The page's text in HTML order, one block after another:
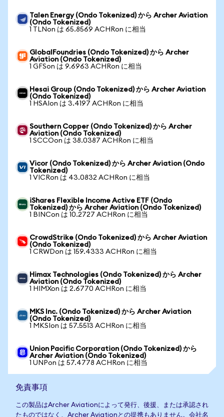
Talen Energy (Ondo Tokenized) から Archer Aviation
(Ondo Tokenized)
1 TLNon は 65.8569 ACHRon に相当
GlobalFoundries (Ondo Tokenized) から Archer
Aviation (Ondo Tokenized)
1 GFSon は 9.6963 ACHRon に相当
Hesai Group (Ondo Tokenized) から Archer Aviation
(Ondo Tokenized)
1 HSAIon は 3.4197 ACHRon に相当
Southern Copper (Ondo Tokenized) から Archer
Aviation (Ondo Tokenized)
1 SCCOon は 38.0387 ACHRon に相当
Vicor (Ondo Tokenized) から Archer Aviation (Ondo
Tokenized)
1 VICRon は 43.0832 ACHRon に相当
iShares Flexible Income Active ETF (Ondo
Tokenized) から Archer Aviation (Ondo Tokenized)
1 BINCon は 10.2727 ACHRon に相当
CrowdStrike (Ondo Tokenized) から Archer Aviation
(Ondo Tokenized)
1 CRWDon は 159.4333 ACHRon に相当
Himax Technologies (Ondo Tokenized) から Archer
Aviation (Ondo Tokenized)
1 HIMXon は 2.6770 ACHRon に相当
MKS Inc. (Ondo Tokenized) から Archer Aviation
(Ondo Tokenized)
1 MKSIon は 57.5513 ACHRon に相当
Union Pacific Corporation (Ondo Tokenized) から
Archer Aviation (Ondo Tokenized)
1 UNPon は 57.4778 ACHRon に相当
免責事項
この製品はArcher Aviationによって発行、後援、または承認され
たものではなく、Archer Aviationとの提携もありません。会社名